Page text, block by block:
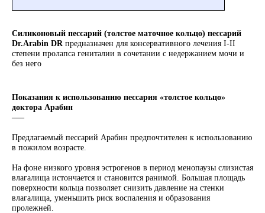
​Силиконовый пессарий (толстое маточное кольцо) пессарий
Dr.Arabin DR предназначен для консервативного лечения I-II
степени пролапса гениталии в сочетании с недержанием мочи и
без него
Показания к использованию пессария «толстое кольцо»
доктора Арабин
–––
Предлагаемый пессарий Арабин предпочтителен к использованию
в пожилом возрасте.
На фоне низкого уровня эстрогенов в период менопаузы слизистая
влагалища истончается и становится ранимой. Большая площадь
поверхности кольца позволяет снизить давление на стенки
влагалища, уменьшить риск воспаления и образования
пролежней.